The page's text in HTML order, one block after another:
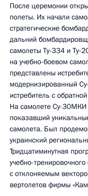
После церемонии
полеты. Их начали
стратегические
дальний
самолеты Ту-334 и
на учебно-боевом
представлены
модернизированный
истребитель с
На самолете Су-
показавший
самолета. Был
украинский
Тридцатиминутная
учебно-
с отклоняемым
вертолетов фирмы